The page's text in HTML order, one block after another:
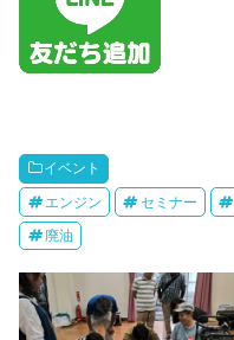
イベント
エンジン セミナー
廃油